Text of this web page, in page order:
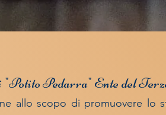
"Potito Pedarra" Ente del
allo scopo di promuovere